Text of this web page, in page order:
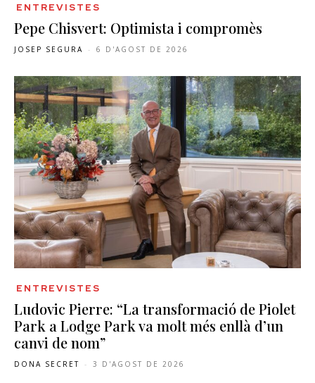
ENTREVISTES
Pepe Chisvert: Optimista i compromès
JOSEP SEGURA - 6 D'AGOST DE 2026
ENTREVISTES
Ludovic Pierre: “La transformació de Piolet
Park a Lodge Park va molt més enllà d’un
canvi de nom”
DONA SECRET - 3 D'AGOST DE 2026